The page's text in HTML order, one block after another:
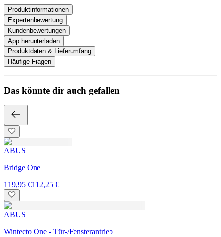
Produktinformationen
Expertenbewertung
Kundenbewertungen
App herunterladen
Produktdaten & Lieferumfang
Häufige Fragen
Das könnte dir auch gefallen
ABUS
Bridge One
119,95 €112,25 €
ABUS
Wintecto One - Tür-/Fensterantrieb